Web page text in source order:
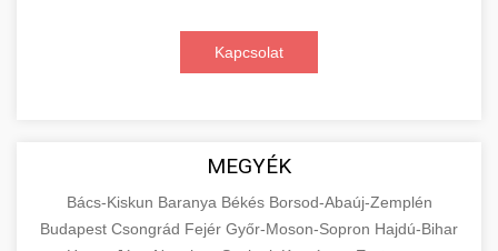
Kapcsolat
MEGYÉK
Bács-Kiskun Baranya Békés Borsod-Abaúj-Zemplén
Budapest Csongrád Fejér Győr-Moson-Sopron Hajdú-Bihar